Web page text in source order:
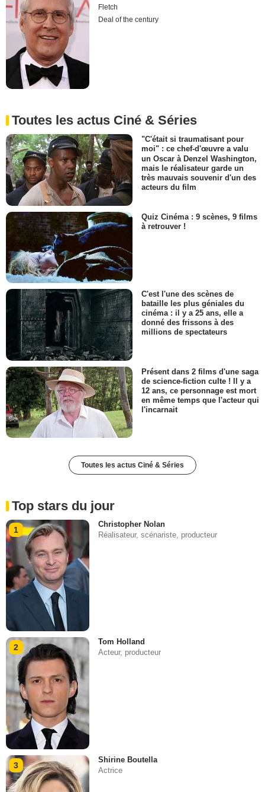
Fletch
Deal of the century
Toutes les actus Ciné & Séries
"C'était si traumatisant pour
moi" : ce chef-d'œuvre a valu
un Oscar à Denzel Washington,
mais le réalisateur garde un
très mauvais souvenir d'un des
acteurs du film
Quiz Cinéma : 9 scènes, 9 films
à retrouver !
C'est l'une des scènes de
bataille les plus géniales du
cinéma : il y a 25 ans, elle a
donné des frissons à des
millions de spectateurs
Présent dans 2 films d'une saga
de science-fiction culte ! Il y a
12 ans, ce personnage est mort
en même temps que l'acteur qui
l'incarnait
Toutes les actus Ciné & Séries
Top stars du jour
1
Christopher Nolan
Réalisateur, scénariste, producteur
2
Tom Holland
Acteur, producteur
3
Shirine Boutella
Actrice